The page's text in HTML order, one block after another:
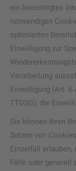
ein berechtigtes
notwendigen
optimierten
Einwilligung zur
Verarbeitung
Einwilligung (Art. 6
TTDSG); die
Sie können Ihren
Setzen von
Einzelfall
Fälle oder generell